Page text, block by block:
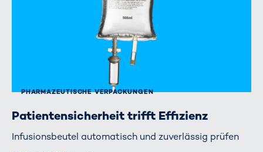
PHARMAZEUTISCHE VERPACKUNGEN
Patientensicherheit trifft Effizienz
Infusionsbeutel automatisch und zuverlässig prüfen